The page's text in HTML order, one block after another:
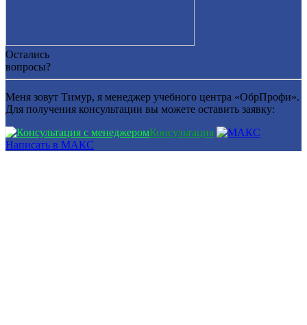
Остались
вопросы?
Меня зовут Тимур, я менеджер учебного центра «ОбрПрофи».
Для получения консультации вы можете оставить заявку:
Консультация
Написать в МАКС